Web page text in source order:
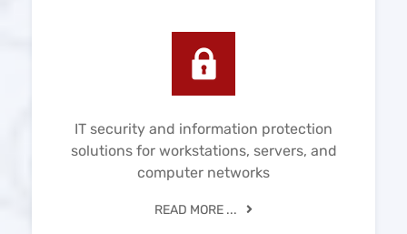
IT security and information protection
solutions for workstations, servers, and
computer networks
READ MORE ...